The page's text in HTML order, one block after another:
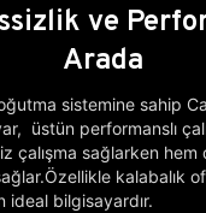
ve
Arada
sistemine sahip
üstün performanslı
çalışma sağlarken hem
kalabalık
ideal bilgisayardır.